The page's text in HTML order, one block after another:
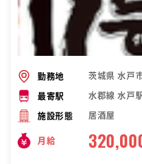
勤務地 茨城県 水戸
最寄駅 水郡線 水戸
施設形態 居酒屋
月給